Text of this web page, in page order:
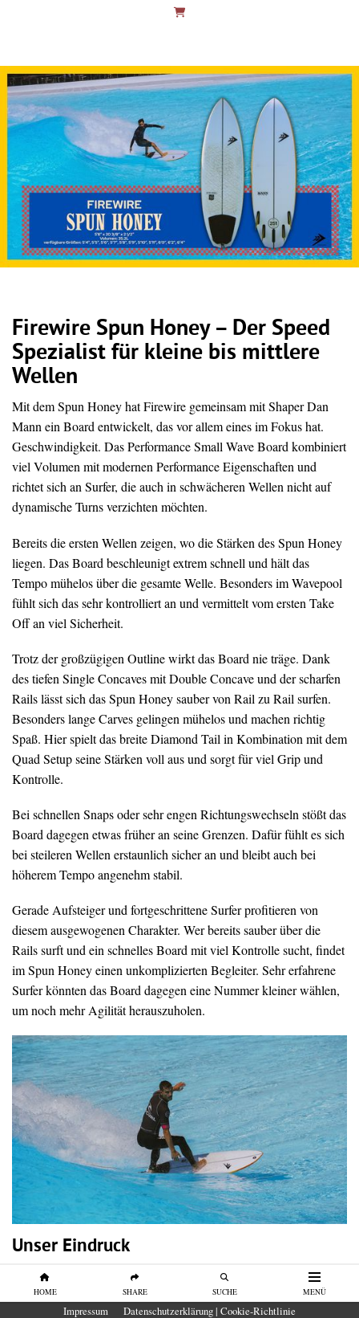
HOME SHARE SUCHE MENÜ
Firewire Spun Honey – Der Speed
Spezialist für kleine bis mittlere
Wellen
Mit dem Spun Honey hat Firewire gemeinsam mit Shaper Dan
Mann ein Board entwickelt, das vor allem eines im Fokus hat.
Geschwindigkeit. Das Performance Small Wave Board kombiniert
viel Volumen mit modernen Performance Eigenschaften und
richtet sich an Surfer, die auch in schwächeren Wellen nicht auf
dynamische Turns verzichten möchten.
Bereits die ersten Wellen zeigen, wo die Stärken des Spun Honey
liegen. Das Board beschleunigt extrem schnell und hält das
Tempo mühelos über die gesamte Welle. Besonders im Wavepool
fühlt sich das sehr kontrolliert an und vermittelt vom ersten Take
Off an viel Sicherheit.
Trotz der großzügigen Outline wirkt das Board nie träge. Dank
des tiefen Single Concaves mit Double Concave und der scharfen
Rails lässt sich das Spun Honey sauber von Rail zu Rail surfen.
Besonders lange Carves gelingen mühelos und machen richtig
Spaß. Hier spielt das breite Diamond Tail in Kombination mit dem
Quad Setup seine Stärken voll aus und sorgt für viel Grip und
Kontrolle.
Bei schnellen Snaps oder sehr engen Richtungswechseln stößt das
Board dagegen etwas früher an seine Grenzen. Dafür fühlt es sich
bei steileren Wellen erstaunlich sicher an und bleibt auch bei
höherem Tempo angenehm stabil.
Gerade Aufsteiger und fortgeschrittene Surfer profitieren von
diesem ausgewogenen Charakter. Wer bereits sauber über die
Rails surft und ein schnelles Board mit viel Kontrolle sucht, findet
im Spun Honey einen unkomplizierten Begleiter. Sehr erfahrene
Surfer könnten das Board dagegen eine Nummer kleiner wählen,
um noch mehr Agilität herauszuholen.
Unser Eindruck
Das Firewire Spun Honey gehört zu den schnellsten Boards
unseres Tests. Es verbindet hohe Grundgeschwindigkeit mit viel
Kontrolle und überzeugt besonders in langen Carves. Wer ein
Impressum Datenschutzerklärung | Cookie-Richtlinie